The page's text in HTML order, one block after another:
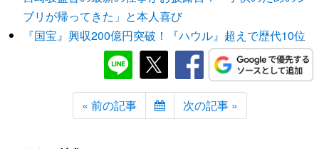
ブリが帰ってきた」と本人喜び
『国宝』興収200億円突破！『ハウル』超えで歴代10位
« 前の記事 次の記事 »